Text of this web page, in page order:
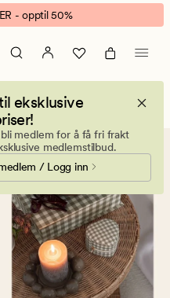
- opptil 50%
eksklusive
medlem for å få fri frakt
medlemstilbud.
/ Logg inn